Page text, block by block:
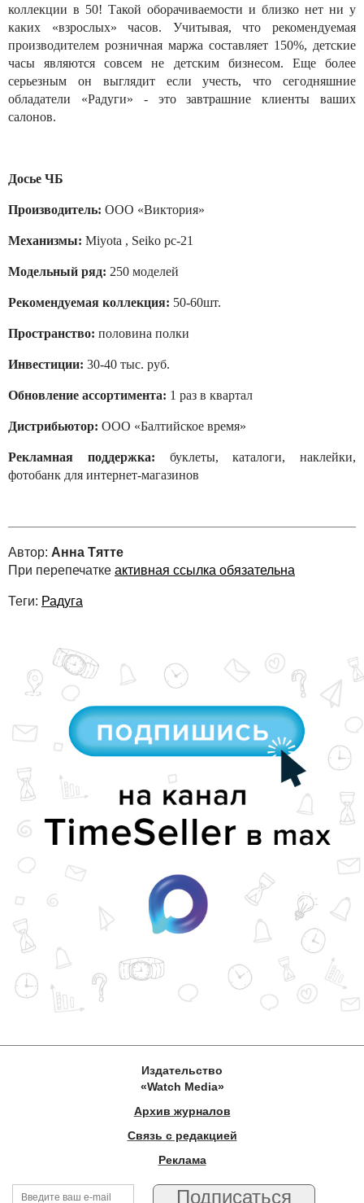
коллекции в 50! Такой оборачиваемости и близко нет ни у
каких «взрослых» часов. Учитывая, что рекомендуемая
производителем розничная маржа составляет 150%, детские
часы являются совсем не детским бизнесом. Еще более
серьезным он выглядит если учесть, что сегодняшние
обладатели «Радуги» - это завтрашние клиенты ваших
салонов.
Досье ЧБ
Производитель: ООО «Виктория»
Механизмы: Miyota , Seiko pc-21
Модельный ряд: 250 моделей
Рекомендуемая коллекция: 50-60шт.
Пространство: половина полки
Инвестиции: 30-40 тыс. руб.
Обновление ассортимента: 1 раз в квартал
Дистрибьютор: ООО «Балтийское время»
Рекламная поддержка: буклеты, каталоги, наклейки,
фотобанк для интернет-магазинов
Автор: Анна Тятте
При перепечатке активная ссылка обязательна
Теги: Радуга
Издательство
«Watch Media»
Архив журналов
Связь с редакцией
Реклама